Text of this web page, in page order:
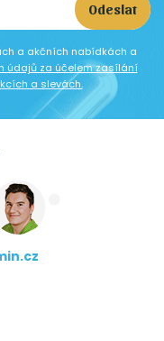
Odeslat
a akčních nabídkách a
údajů za účelem zasílání
a slevách.